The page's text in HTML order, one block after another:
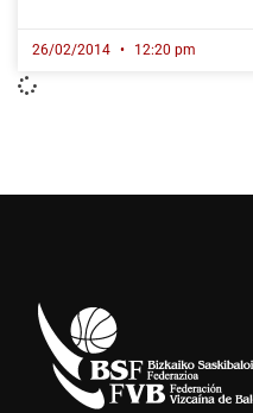
26/02/2014 12:20 pm